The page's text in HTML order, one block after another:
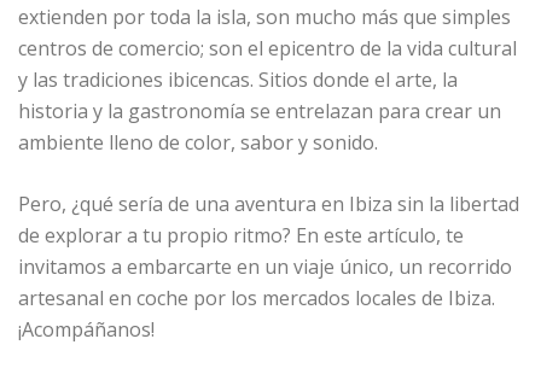
extienden por toda la isla, son mucho más que simples
centros de comercio; son el epicentro de la vida cultural
y las tradiciones ibicencas. Sitios donde el arte, la
historia y la gastronomía se entrelazan para crear un
ambiente lleno de color, sabor y sonido.
Pero, ¿qué sería de una aventura en Ibiza sin la libertad
de explorar a tu propio ritmo? En este artículo, te
invitamos a embarcarte en un viaje único, un recorrido
artesanal en coche por los mercados locales de Ibiza.
¡Acompáñanos!